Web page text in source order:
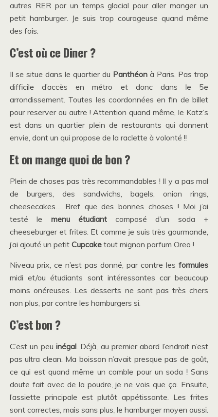
autres RER par un temps glacial pour aller manger un
petit hamburger. Je suis trop courageuse quand même
des fois.
C’est où ce Diner ?
Il se situe dans le quartier du Panthéon à Paris. Pas trop
difficile d’accès en métro et donc dans le 5e
arrondissement. Toutes les coordonnées en fin de billet
pour reserver ou autre ! Attention quand même, le Katz’s
est dans un quartier plein de restaurants qui donnent
envie, dont un qui propose de la raclette à volonté !!
Et on mange quoi de bon ?
Plein de choses pas très recommandables ! Il y a pas mal
de burgers, des sandwichs, bagels, onion rings,
cheesecakes… Bref que des bonnes choses ! Moi j’ai
testé le menu étudiantcomposé d’un soda +
cheeseburger et frites. Et comme je suis très gourmande,
j’ai ajouté un petit Cupcake tout mignon parfum Oreo !
Niveau prix, ce n’est pas donné, par contre les formules
midi et/ou étudiants sont intéressantes car beaucoup
moins onéreuses. Les desserts ne sont pas très chers
non plus, par contre les hamburgers si.
C’est bon ?
C’est un peu inégal. Déjà, au premier abord l’endroit n’est
pas ultra clean. Ma boisson n’avait presque pas de goût,
ce qui est quand même un comble pour un soda ! Sans
doute fait avec de la poudre, je ne vois que ça. Ensuite,
l’assiette principale est plutôt appétissante. Les frites
sont correctes, mais sans plus, le hamburger moyen aussi.